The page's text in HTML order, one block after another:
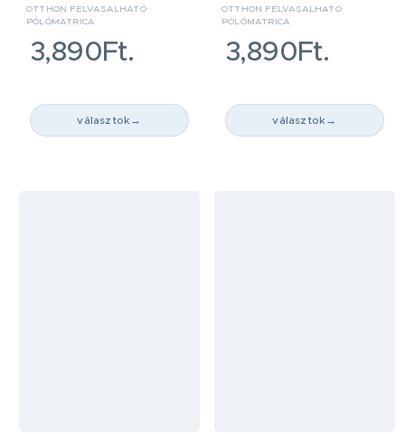
OTTHON FELVASALHATÓ
PÓLÓMATRICA
3,890Ft.
választok →
OTTHON FELVASALHATÓ
PÓLÓMATRICA
3,890Ft.
választok →